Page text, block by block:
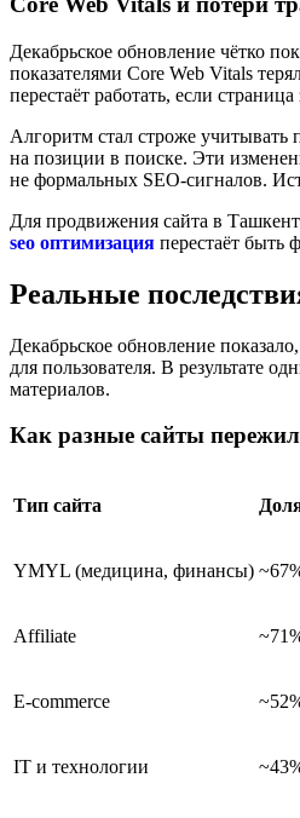
Декабрьское обновление чётко
показателями Core Web Vitals
перестаёт работать, если
Алгоритм стал строже учитывать
на позиции в поиске. Эти
не формальных SEO-сигналов.
Для продвижения сайта в
seo оптимизация перестаёт быть
Реальные
Декабрьское обновление
для пользователя. В результате
материалов.
Как разные сайты
Тип сайта
YMYL (медицина, финансы)
Affiliate
E-commerce
IT и технологии